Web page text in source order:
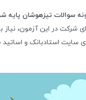
سوالات تیزهوشان پایه
شرکت در این آزمون،
سایت استادبانک و